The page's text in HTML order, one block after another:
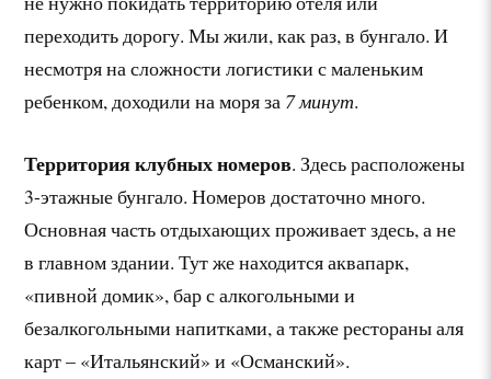
переходить дорогу. Мы жили, как раз, в бунгало. И
несмотря на сложности логистики с маленьким
ребенком, доходили на моря за 7 минут.
Территория клубных номеров. Здесь расположены
3-этажные бунгало. Номеров достаточно много.
Основная часть отдыхающих проживает здесь, а не
в главном здании. Тут же находится аквапарк,
«пивной домик», бар с алкогольными и
безалкогольными напитками, а также рестораны аля
карт – «Итальянский» и «Османский».